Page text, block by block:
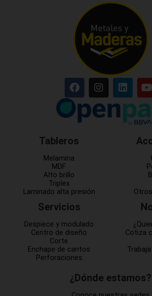
Tableros
Melamina
MDF
Alto brillo
Triplex
Laminado alta presión
Servicios
Despiece y modulado
Centro de diseño
Corte
Enchape de cantos
Perforaciones
Cotiza
¿Dónde estamos?